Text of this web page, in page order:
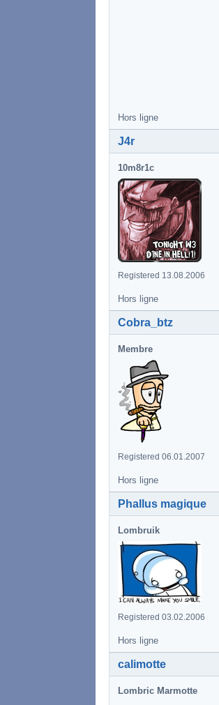
Hors ligne
J4r
10m8r1c
Registered 13.08.2006
Hors ligne
Cobra_btz
Membre
Registered 06.01.2007
Hors ligne
Phallus magique
Lombruik
Registered 03.02.2006
Hors ligne
calimotte
Lombric Marmotte